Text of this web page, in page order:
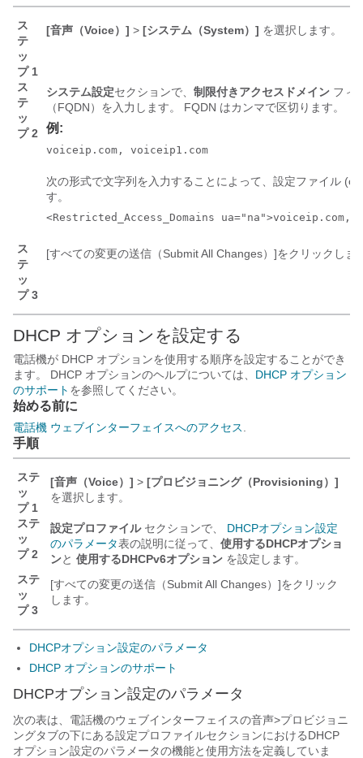
ス
テ
ッ
プ 1
[音声（Voice）] > [システム（System）] を選択します。
ス
テ
ッ
プ 2
システム設定セクションで、 制限付きアクセスドメイン フィ
（FQDN）を入力します。 FQDN はカンマで区切ります。
例:
voiceip.com, voiceip1.com
次の形式で文字列を入力することによって、設定ファイル
す。
<Restricted_Access_Domains ua="na">voiceip.com,
ス
テ
ッ
プ 3
[すべての変更の送信（Submit All Changes）]をクリックしま
DHCP オプションを設定する
電話機が DHCP オプションを使用する順序を設定することができ
ます。 DHCP オプションのヘルプについては、 DHCP オプション
のサポート を参照してください。
始める前に
電話機 ウェブインターフェイスへのアクセス
手順
ステ
ッ
プ 1
[音声（Voice）] > [プロビジョニング（Provisioning）]
を選択します。
ステ
ッ
プ 2
設定プロファイル セクションで、 DHCPオプション設定
のパラメータ表の説明に従って、 使用するDHCPオプショ
ンと 使用するDHCPv6オプション を設定します。
ステ
ッ
プ 3
[すべての変更の送信（Submit All Changes）]をクリック
します。
DHCPオプション設定のパラメータ
DHCP オプションのサポート
DHCPオプション設定のパラメータ
次の表は、電話機のウェブインターフェイスの音声>プロビジョニ
ングタブの下にある設定プロファイルセクションにおけるDHCP
オプション設定のパラメータの機能と使用方法を定義していま